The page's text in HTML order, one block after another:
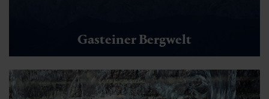
Gasteiner Bergwelt